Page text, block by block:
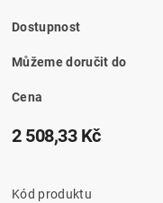
Dostupnost
Můžeme doručit do
Cena
2 508,33 Kč
Kód produktu